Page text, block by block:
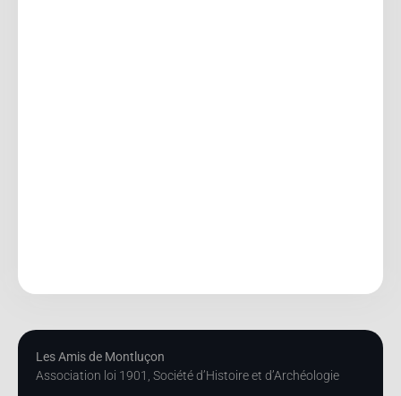
Les Amis de Montluçon
Association loi 1901, Société d’Histoire et d’Archéologie